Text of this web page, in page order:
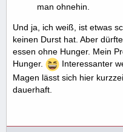
man ohnehin.
Und ja, ich weiß, ist etwas
keinen Durst hat. Aber
essen ohne Hunger. Mein
Hunger.
Interessanter
Magen lässt sich hier
dauerhaft.